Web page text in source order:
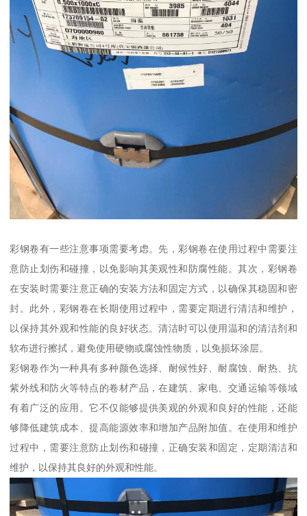
彩钢卷有一些注意事项需要考虑。先，彩钢卷在使用过程中需要注
意防止划伤和碰撞，以免影响其美观性和防腐性能。其次，彩钢卷
在安装时需要注意正确的安装方法和固定方式，以确保其稳固和密
封。此外，彩钢卷在长期使用过程中，需要定期进行清洁和维护，
以保持其外观和性能的良好状态。清洁时可以使用温和的清洁剂和
软布进行擦拭，避免使用硬物或腐蚀性物质，以免损坏涂层。
彩钢卷作为一种具有多种颜色选择、耐候性好、耐腐蚀、耐热、抗
紫外线和防火等特点的卷材产品，在建筑、家电、交通运输等领域
有着广泛的应用。它不仅能够提供美观的外观和良好的性能，还能
够降低建筑成本、提高能源效率和增加产品附加值。在使用和维护
过程中，需要注意防止划伤和碰撞，正确安装和固定，定期清洁和
维护，以保持其良好的外观和性能。